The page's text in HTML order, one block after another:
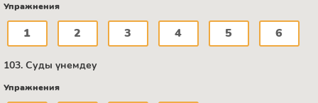
Упражнения
1 2 3 4 5 6
103. Суды үнемдеу
Упражнения